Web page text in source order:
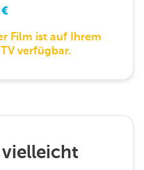
€
Film ist auf Ihrem
TV verfügbar.
vielleicht